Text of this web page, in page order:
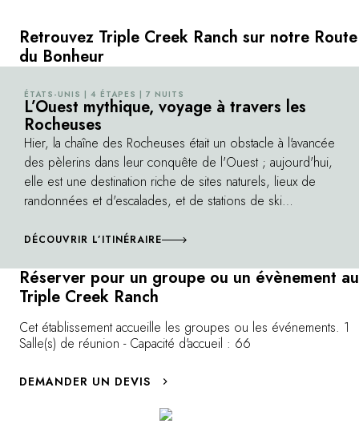
Retrouvez Triple Creek Ranch sur notre Route
du Bonheur
ÉTATS-UNIS | 4 ÉTAPES | 7 NUITS
L’Ouest mythique, voyage à travers les
Rocheuses
Hier, la chaîne des Rocheuses était un obstacle à l'avancée
des pèlerins dans leur conquête de l'Ouest ; aujourd'hui,
elle est une destination riche de sites naturels, lieux de
randonnées et d'escalades, et de stations de ski
surnommé " Big Sky Country " (Pays du Grand Ciel), le
préservé, ses grizzlis et ses mooses (élans) et le
Colorado, ses canyons, vallées et montagnes enneigées,
la chaîne des Rocheuses s'est réinventé en paradis ultime
pour tous les amateurs de grands espaces…
DÉCOUVRIR L’ITINÉRAIRE
Réserver pour un groupe ou un évènement au
Triple Creek Ranch
Cet établissement accueille les groupes ou les événements. 1
Salle(s) de réunion - Capacité d'accueil : 66
DEMANDER UN DEVIS
pour faire cette expérience palpitante ?
Apprenez à atteler les chiens et à conduire
votre propre traîneau, ou installez-vous
tranquillement à l'arrière pour profiter de la
balade.
l'ancienne,
la vallée de
Montana.
déplacer les
de